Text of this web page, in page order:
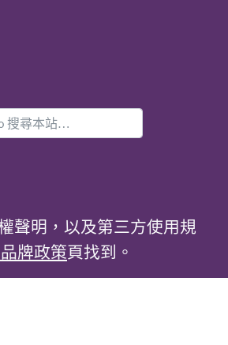
聲明，以及第三方使用規
牌政策頁找到。